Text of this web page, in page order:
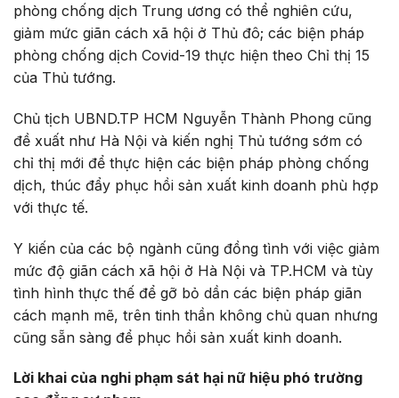
phòng chống dịch Trung ương có thể nghiên cứu,
giảm mức giãn cách xã hội ở Thủ đô; các biện pháp
phòng chống dịch Covid-19 thực hiện theo Chỉ thị 15
của Thủ tướng.
Chủ tịch UBND.TP HCM Nguyễn Thành Phong cũng
đề xuất như Hà Nội và kiến nghị Thủ tướng sớm có
chỉ thị mới để thực hiện các biện pháp phòng chống
dịch, thúc đẩy phục hồi sản xuất kinh doanh phù hợp
với thực tế.
Y kiến của các bộ ngành cũng đồng tình với việc giảm
mức độ giãn cách xã hội ở Hà Nội và TP.HCM và tùy
tình hình thực thế để gỡ bỏ dần các biện pháp giãn
cách mạnh mẽ, trên tinh thần không chủ quan nhưng
cũng sẵn sàng để phục hồi sản xuất kinh doanh.
Lời khai của nghi phạm sát hại nữ hiệu phó trường